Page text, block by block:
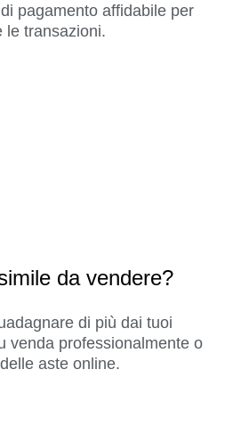
pagamento affidabile per
le transazioni.
da vendere?
di più dai tuoi
venda professionalmente o
aste online.